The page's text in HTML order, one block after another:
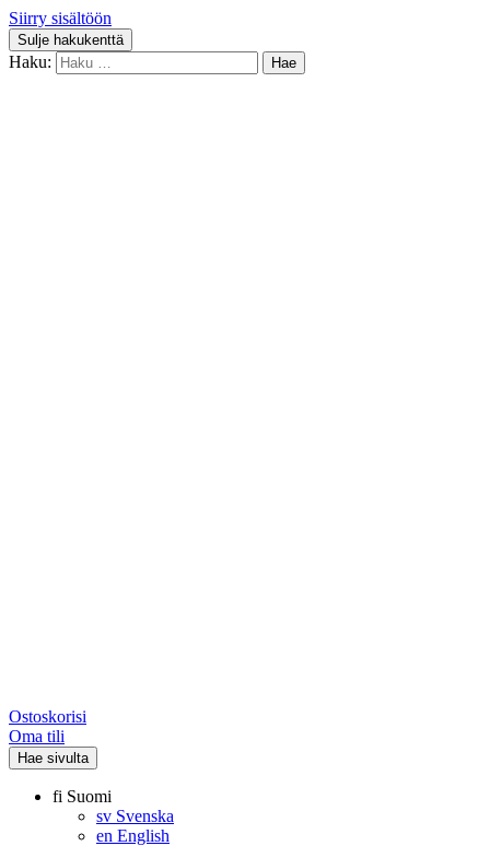
Siirry sisältöön
Sulje hakukenttä
Haku:
Ostoskorisi
Oma tili
Hae sivulta
fi Suomi
sv Svenska
en English